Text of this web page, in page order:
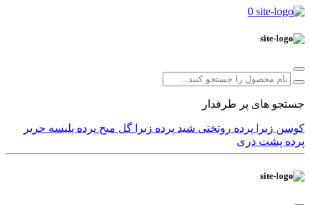
0
جستجو های پر طرفدار
کوسن زبرا پرده روتختی شید پرده زبرا گل میخ پرده پلیسه حریر
پرده پشت دری